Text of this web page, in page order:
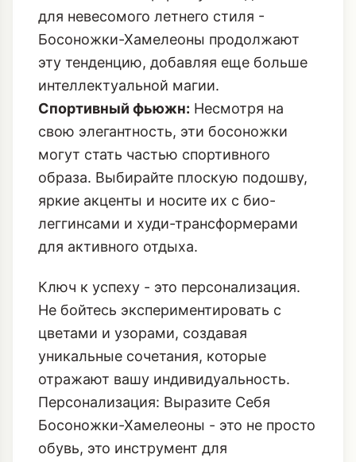
для невесомого летнего стиля -
Босоножки-Хамелеоны продолжают
эту тенденцию, добавляя еще больше
интеллектуальной магии.
Спортивный фьюжн: Несмотря на
свою элегантность, эти босоножки
могут стать частью спортивного
образа. Выбирайте плоскую подошву,
яркие акценты и носите их с био-
леггинсами и худи-трансформерами
для активного отдыха.
Ключ к успеху - это персонализация.
Не бойтесь экспериментировать с
цветами и узорами, создавая
уникальные сочетания, которые
отражают вашу индивидуальность.
Персонализация: Выразите Себя
Босоножки-Хамелеоны - это не просто
обувь, это инструмент для